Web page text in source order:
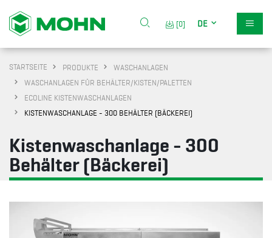
[0] DE
STARTSEITE PRODUKTE
WASCHANLAGEN
WASCHANLAGEN FÜR BEHÄLTER/KISTEN/PALETTEN
ECOLINE KISTENWASCHANLAGEN
KISTENWASCHANLAGE - 300 BEHÄLTER (BÄCKEREI)
Kistenwaschanlage - 300
Behälter (Bäckerei)